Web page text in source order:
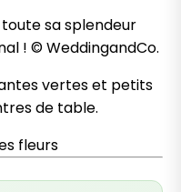
sa splendeur
! © WeddingandCo.
vertes et petits
de table.
fleurs